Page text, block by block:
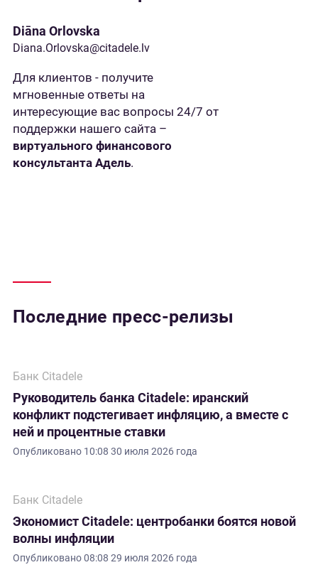
Diāna Orlovska
Diana.Orlovska@citadele.lv
Для клиентов - получите
мгновенные ответы на
интересующие вас вопросы 24/7 от
поддержки нашего сайта –
виртуального финансового
консультанта Адель.
Последние пресс-релизы
Банк Citadele
Руководитель банка Citadele: иранский
конфликт подстегивает инфляцию, а вместе с
ней и процентные ставки
Опубликовано 10:08 30 июля 2026 года
Банк Citadele
Экономист Citadele: центробанки боятся новой
волны инфляции
Опубликовано08:08 29 июля 2026 года